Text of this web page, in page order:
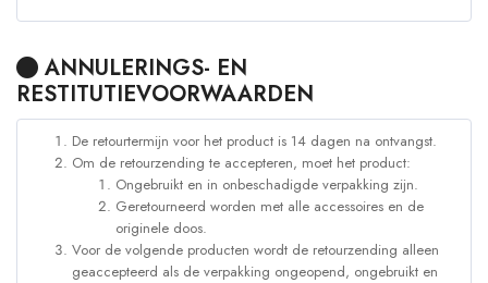
ANNULERINGS- EN
RESTITUTIEVOORWAARDEN
De retourtermijn voor het product is 14 dagen na ontvangst.
Om de retourzending te accepteren, moet het product:
Ongebruikt en in onbeschadigde verpakking zijn.
Geretourneerd worden met alle accessoires en de
originele doos.
Voor de volgende producten wordt de retourzending alleen
geaccepteerd als de verpakking ongeopend, ongebruikt en